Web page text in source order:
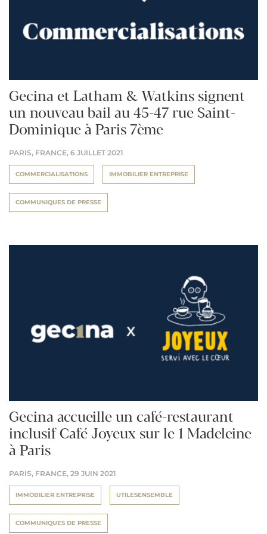
Gecina et Latham & Watkins signent
un nouveau bail au 45-47 rue Saint-
Dominique à Paris 7ème
PARIS, FRANCE, 6 JUILLET 2021
COMMERCIALISATIONS IMMOBILIER ENTREPRISE
COMMUNIQUES DE PRESSE
Gecina accueille un café-restaurant
inclusif Café Joyeux sur le 1 Madeleine
à Paris
PARIS, FRANCE, 29 JUIN 2021
IMMOBILIER ENTREPRISE UTILESENSEMBLE
COMMUNIQUES DE PRESSE